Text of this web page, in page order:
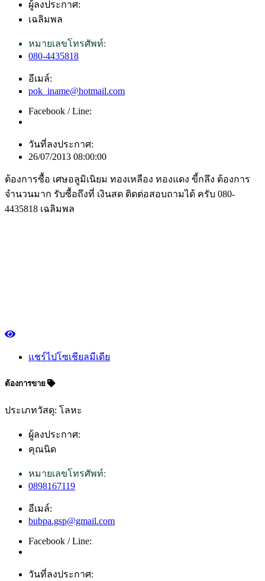
ผู้ลงประกาศ:
เฉลิมพล
หมายเลขโทรศัพท์:
080-4435818
อีเมล์:
pok_iname@hotmail.com
Facebook / Line:
วันที่ลงประกาศ:
26/07/2013 08:00:00
ต้องการซื้อ เศษอลูมิเนิยม ทองเหลือง ทองแดง ขี้กลึง ต้องการ
จำนวนมาก รับซื้อถึงที่ เงินสด ติดต่อสอบถามได้ ครับ 080-
4435818 เฉลิมพล
แชร์ไปโซเชียลมีเดีย
ต้องการขาย
ประเภทวัสดุ: โลหะ
ผู้ลงประกาศ:
คุณนิด
หมายเลขโทรศัพท์:
0898167119
อีเมล์:
bubpa.gsp@gmail.com
Facebook / Line:
วันที่ลงประกาศ: